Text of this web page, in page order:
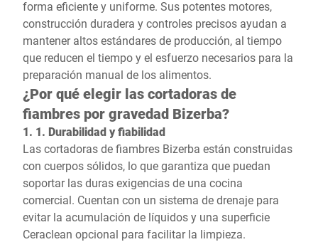
forma eficiente y uniforme. Sus potentes motores,
construcción duradera y controles precisos ayudan a
mantener altos estándares de producción, al tiempo
que reducen el tiempo y el esfuerzo necesarios para la
preparación manual de los alimentos.
¿Por qué elegir las cortadoras de
fiambres por gravedad Bizerba?
1. 1. Durabilidad y fiabilidad
Las cortadoras de fiambres Bizerba están construidas
con cuerpos sólidos, lo que garantiza que puedan
soportar las duras exigencias de una cocina
comercial. Cuentan con un sistema de drenaje para
evitar la acumulación de líquidos y una superficie
Ceraclean opcional para facilitar la limpieza.